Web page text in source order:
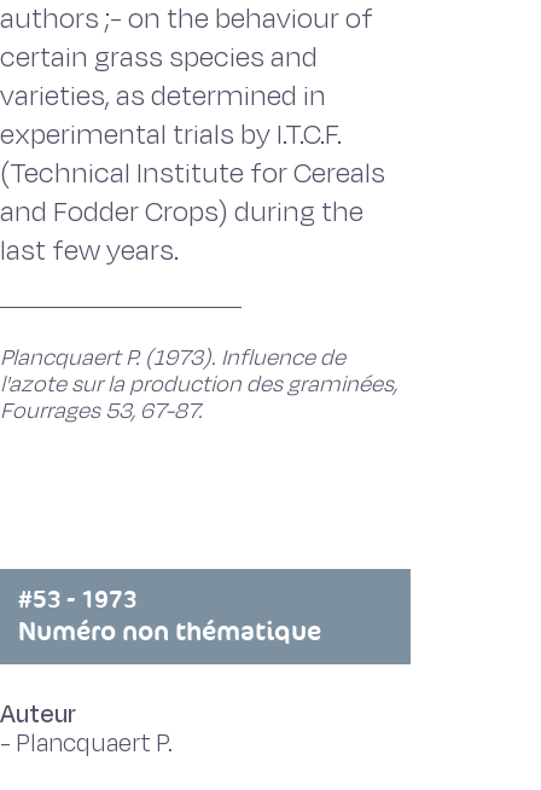
authors ;- on the behaviour of
certain grass species and
varieties, as determined in
experimental trials by I.T.C.F.
(Technical Institute for Cereals
and Fodder Crops) during the
last few years.
Plancquaert P. (1973). Influence de
l'azote sur la production des graminées,
Fourrages 53, 67-87.
#53 - 1973
Numéro non thématique
Auteur
- Plancquaert P.